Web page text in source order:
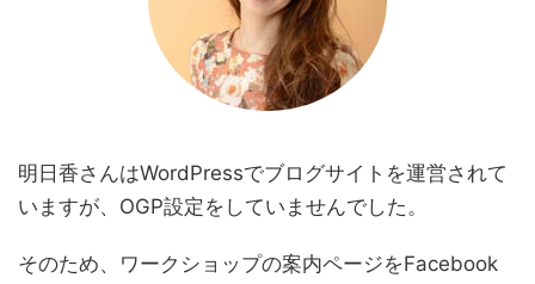
明日香さんはWordPressでブログサイトを運営されて
いますが、OGP設定をしていませんでした。
そのため、ワークショップの案内ページをFacebook